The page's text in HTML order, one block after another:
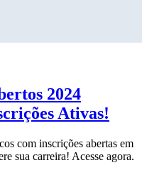
2024
Ativas!
com inscrições abertas em
sua carreira! Acesse agora.